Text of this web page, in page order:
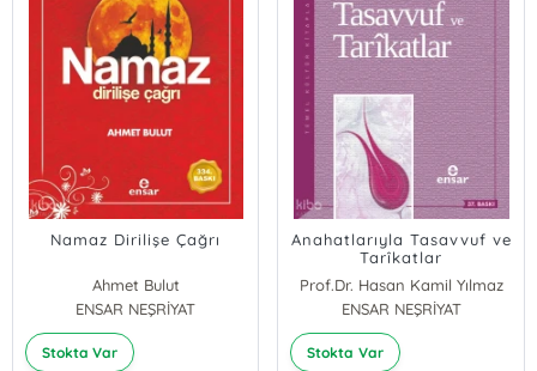
Namaz Dirilişe Çağrı
Ahmet Bulut
ENSAR NEŞRİYAT
Stokta Var
Anahatlarıyla Tasavvuf ve
Tarîkatlar
Prof.Dr. Hasan Kamil Yılmaz
ENSAR NEŞRİYAT
Stokta Var